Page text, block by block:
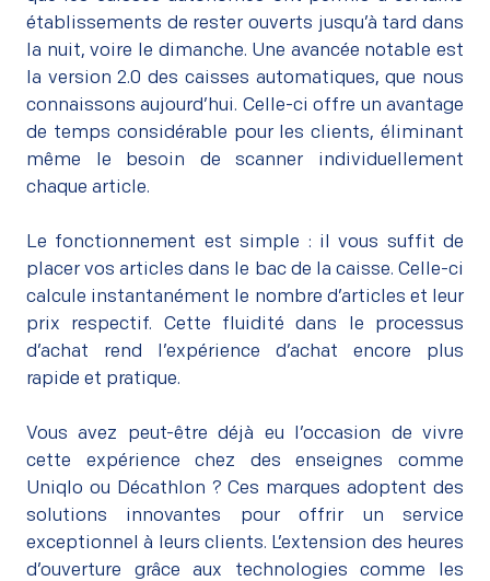
établissements de rester ouverts jusqu’à tard dans
la nuit, voire le dimanche. Une avancée notable est
la version 2.0 des caisses automatiques, que nous
connaissons aujourd’hui. Celle-ci offre un avantage
de temps considérable pour les clients, éliminant
même le besoin de scanner individuellement
chaque article.
Le fonctionnement est simple : il vous suffit de
placer vos articles dans le bac de la caisse. Celle-ci
calcule instantanément le nombre d’articles et leur
prix respectif. Cette fluidité dans le processus
d’achat rend l’expérience d’achat encore plus
rapide et pratique.
Vous avez peut-être déjà eu l’occasion de vivre
cette expérience chez des enseignes comme
Uniqlo ou Décathlon ? Ces marques adoptent des
solutions innovantes pour offrir un service
exceptionnel à leurs clients. L’extension des heures
d’ouverture grâce aux technologies comme les